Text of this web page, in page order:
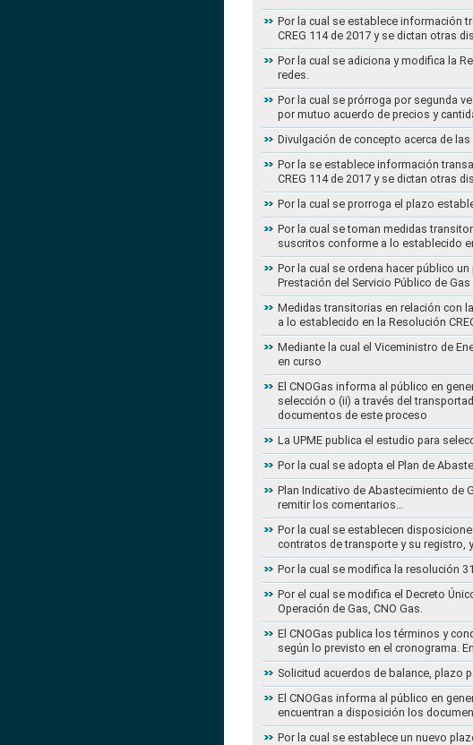
Por la cual se establece información
CREG 114 de 2017 y se dictan otras
Por la cual se adiciona y modifica la
redes.
Por la cual se prórroga por segunda
por mutuo acuerdo de precios y
Divulgación de concepto acerca de
Por la se establece información
CREG 114 de 2017 y se dictan otras
Por la cual se prorroga el plazo
Por la cual se toman medidas
suscritos conforme a lo establecido
Por la cual se ordena hacer público
Prestación del Servicio Público de
Medidas transitorias en relación con
a lo establecido en la Resolución
Mediante la cual el Viceministro de
en curso
El CNOGas informa al público en
selección o (ii) a través del
documentos de este proceso
La UPME publica el estudio para
Por la cual se adopta el Plan de
Plan Indicativo de Abastecimiento de
remitir los comentarios…
Por la cual se establecen
contratos de transporte y su registro,
Por la cual se modifica la resolución
Por el cual se modifica el Decreto
Operación de Gas, CNO Gas.
El CNOGas publica los términos y
según lo previsto en el cronograma.
Solicitud acuerdos de balance, plazo
El CNOGas informa al público en
encuentran a disposición los
Por la cual se establece un nuevo